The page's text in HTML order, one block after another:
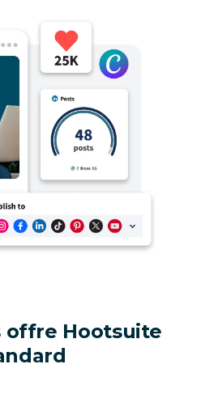
offre Hootsuite